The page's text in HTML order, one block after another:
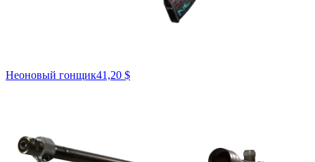
Неоновый гонщик41,20 $